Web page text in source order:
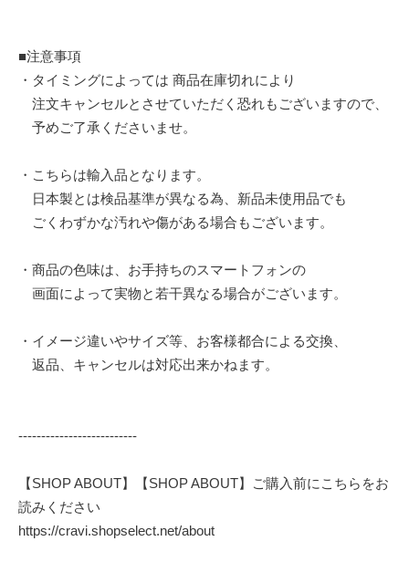
■注意事項
・タイミングによっては 商品在庫切れにより
注文キャンセルとさせていただく恐れもございますので、
予めご了承くださいませ。
・こちらは輸入品となります。
日本製とは検品基準が異なる為、新品未使用品でも
ごくわずかな汚れや傷がある場合もございます。
・商品の色味は、お手持ちのスマートフォンの
画面によって実物と若干異なる場合がございます。
・イメージ違いやサイズ等、お客様都合による交換、
返品、キャンセルは対応出来かねます。
--------------------------
【SHOP ABOUT】【SHOP ABOUT】ご購入前にこちらをお
読みください
https://cravi.shopselect.net/about